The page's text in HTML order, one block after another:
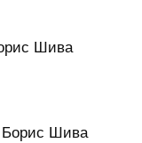
Шива
Борис Шива